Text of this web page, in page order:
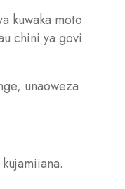
kuwaka moto
chini ya govi
unaoweza